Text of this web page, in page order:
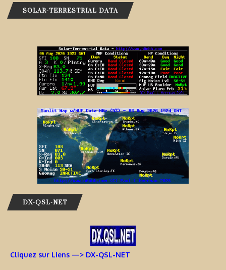
SOLAR-TERRESTRIAL DATA
DX-QSL-NET
Cliquez sur Liens —> DX-QSL-NET